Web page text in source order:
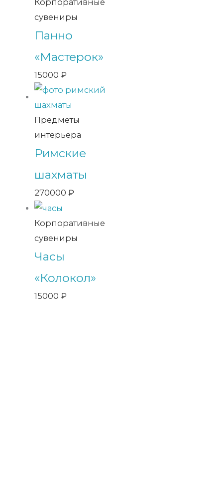
сувениры
Панно
«Мастерок»
15000₽
Предметы
интерьера
Римские
шахматы
270000₽
Корпоративные
сувениры
Часы
«Колокол»
15000₽